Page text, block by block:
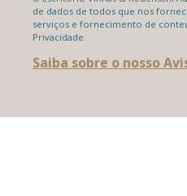
de dados de todos que nos
serviços e fornecimento de
Privacidade.
Saiba sobre o nosso